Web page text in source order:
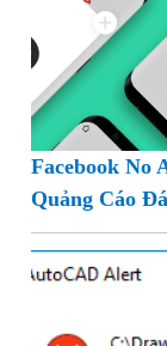
Facebook No
Quảng Cáo